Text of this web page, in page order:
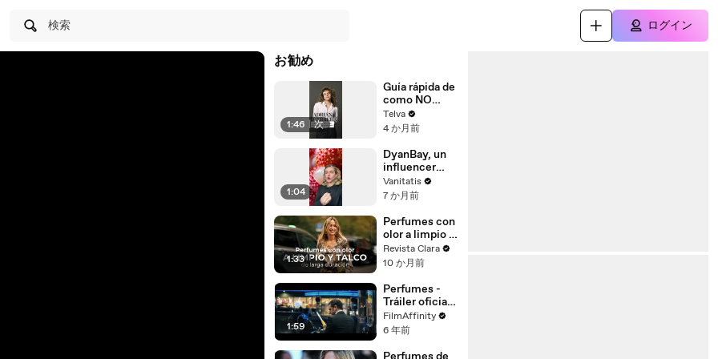
検索 ログイン
お勧め
1:46 | 次
Guía rápida de
como NO
comprar
perfumes
Telva
4 か月前
1:04
DyanBay, un
influencer
experto en
perfumes
Vanitatis
7 か月前
1:33
Perfumes con
olor a limpio y
talco de larga
duración
Revista Clara
10 か月前
1:59
Perfumes -
Tráiler oficial
español
FilmAffinity
6 年前